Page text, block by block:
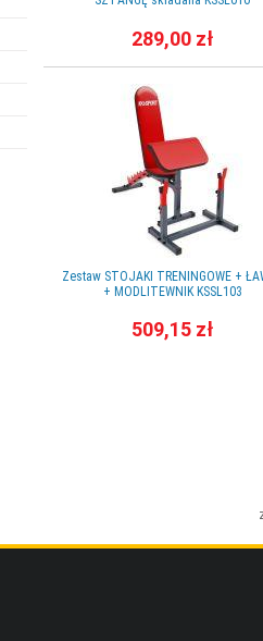
289,00 zł
Zestaw STOJAKI TRENINGOWE +
+ MODLITEWNIK KSSL103
509,15 zł